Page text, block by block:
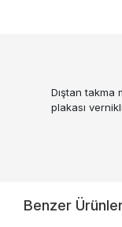
Dıştan takma
plakası
Benzer